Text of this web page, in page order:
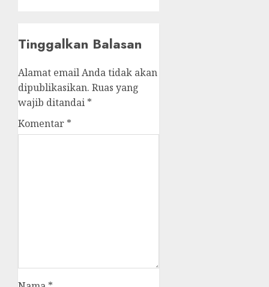
Tinggalkan Balasan
Alamat email Anda tidak akan
dipublikasikan. Ruas yang
wajib ditandai *
Komentar *